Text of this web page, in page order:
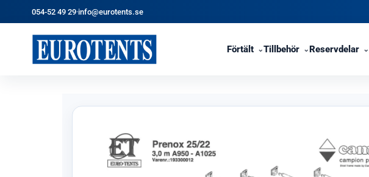
054-52 49 29·info@eurotents.se
Förtält Tillbehör Reservdelar